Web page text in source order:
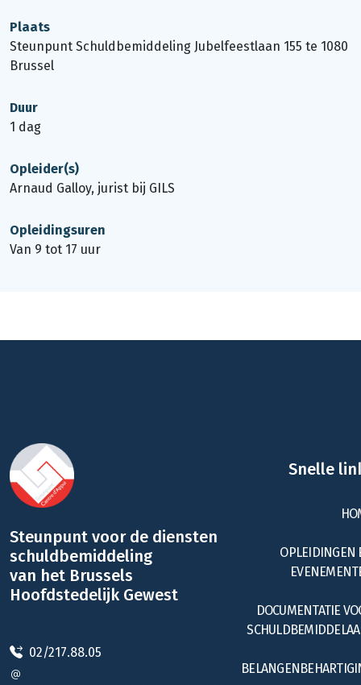
Plaats
Steunpunt Schuldbemiddeling Jubelfeestlaan 155 te 1080
Brussel
Duur
1 dag
Opleider(s)
Arnaud Galloy, jurist bij GILS
Opleidingsuren
Van 9 tot 17 uur
Steunpunt voor de diensten
schuldbemiddeling
van het Brussels
Hoofdstedelijk Gewest
02/217.88.05
Snelle
OPLEIDINGEN
DOCUMENTATIE